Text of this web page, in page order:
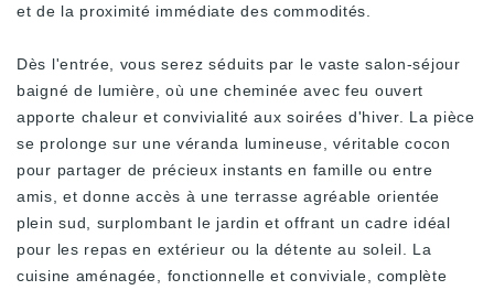
et de la proximité immédiate des commodités.
Dès l'entrée, vous serez séduits par le vaste salon-séjour
baigné de lumière, où une cheminée avec feu ouvert
apporte chaleur et convivialité aux soirées d'hiver. La pièce
se prolonge sur une véranda lumineuse, véritable cocon
pour partager de précieux instants en famille ou entre
amis, et donne accès à une terrasse agréable orientée
plein sud, surplombant le jardin et offrant un cadre idéal
pour les repas en extérieur ou la détente au soleil. La
cuisine aménagée, fonctionnelle et conviviale, complète